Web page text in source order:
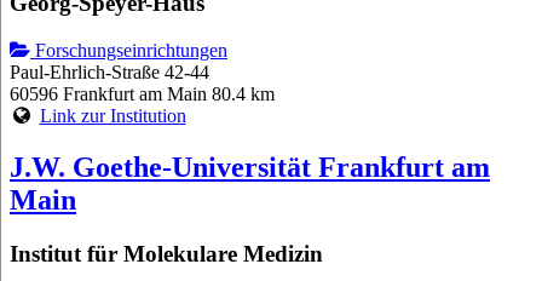
Forschungseinrichtungen
Paul-Ehrlich-Straße 42-44
60596 Frankfurt am Main 80.4 km
Link zur Institution
J.W. Goethe-Universität Frankfurt am
Main
Institut für Molekulare Medizin